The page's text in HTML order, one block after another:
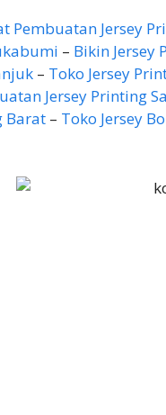
Pembuatan Jersey
– Bikin Jersey
– Toko Jersey
Jersey Printing
Barat– Toko Jersey